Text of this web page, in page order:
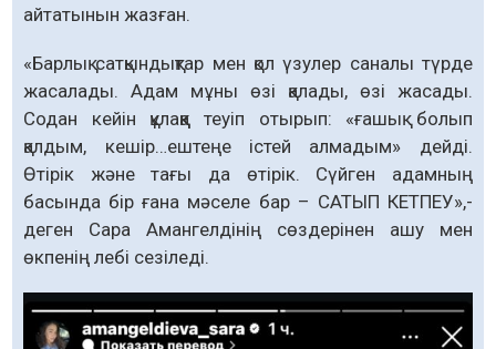
айтатынын жазған.
«Барлық сатқындықтар мен қол үзулер саналы түрде
жасалады. Адам мұны өзі қалады, өзі жасады.
Содан кейін құлаққа теуіп отырып: «ғашық болып
қалдым, кешір…ештеңе істей алмадым» дейді.
Өтірік және тағы да өтірік. Сүйген адамның
басында бір ғана мәселе бар – САТЫП КЕТПЕУ»,-
деген Сара Амангелдінің сөздерінен ашу мен
өкпенің лебі сезіледі.